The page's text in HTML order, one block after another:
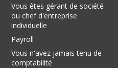
Vous êtes gérant de société
ou chef d'entreprise
individuelle
Payroll
Vous n'avez jamais tenu de
comptabilité